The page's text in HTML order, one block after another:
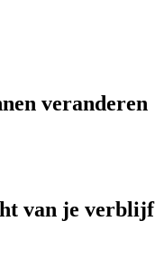
veranderen
van je verblijf